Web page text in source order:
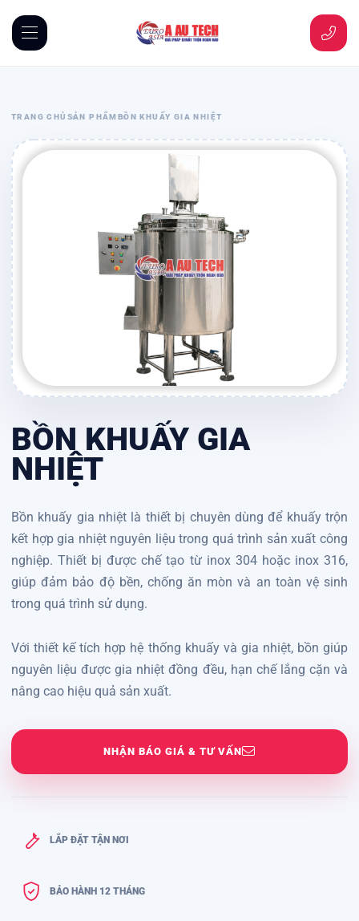
TRANG CHỦ SẢN PHẨM BỒN KHUẤY GIA NHIỆT
BỒN KHUẤY GIA
NHIỆT
Bồn khuấy gia nhiệt là thiết bị chuyên dùng để khuấy trộn
kết hợp gia nhiệt nguyên liệu trong quá trình sản xuất công
nghiệp. Thiết bị được chế tạo từ inox 304 hoặc inox 316,
giúp đảm bảo độ bền, chống ăn mòn và an toàn vệ sinh
trong quá trình sử dụng.
Với thiết kế tích hợp hệ thống khuấy và gia nhiệt, bồn giúp
nguyên liệu được gia nhiệt đồng đều, hạn chế lắng cặn và
nâng cao hiệu quả sản xuất.
NHẬN BÁO GIÁ & TƯ VẤN
LẮP ĐẶT TẬN NƠI
BẢO HÀNH 12 THÁNG